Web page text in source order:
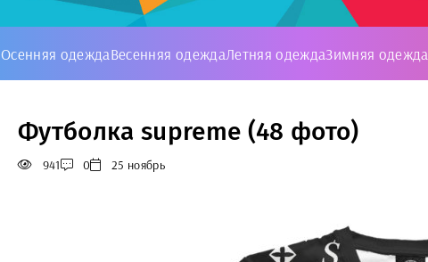
Осенняя одеждаВесенняя одеждаЛетняя одеждаЗимняя одежда
Футболка supreme (48 фото)
941 0 25 ноябрь